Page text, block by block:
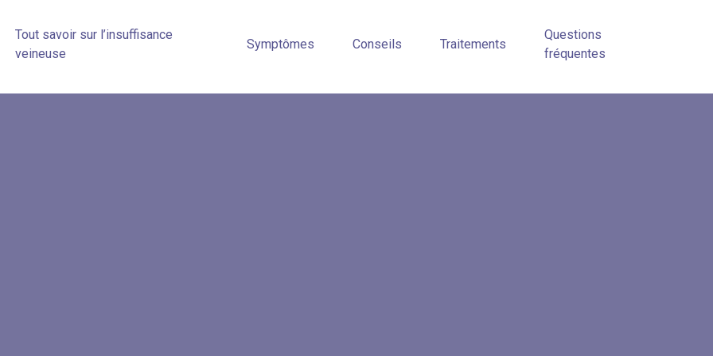
Tout savoir sur l’insuffisance
veineuse
Symptômes Conseils Traitements
Questions
fréquentes